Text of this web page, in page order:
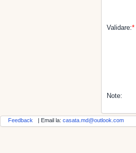
Validare:*
Note:
Feedback | Email la: casata.md@outlook.com